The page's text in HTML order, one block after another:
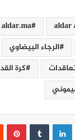
aldar
aldar.ma
الرجاء البيضاوي
كرة
لينكدإن